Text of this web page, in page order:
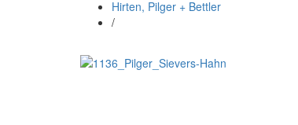
Hirten, Pilger + Bettler
/